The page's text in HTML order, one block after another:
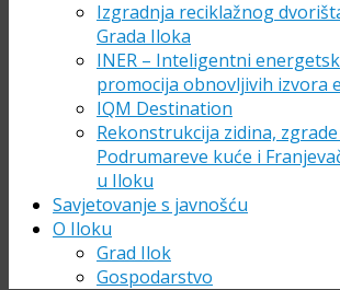
Izgradnja reciklažnog
Grada Iloka
INER – Inteligentni
promocija obnovljivih izvora
IQM Destination
Rekonstrukcija zidina,
Podrumareve kuće i
u Iloku
Savjetovanje s javnošću
O Iloku
Grad Ilok
Gospodarstvo